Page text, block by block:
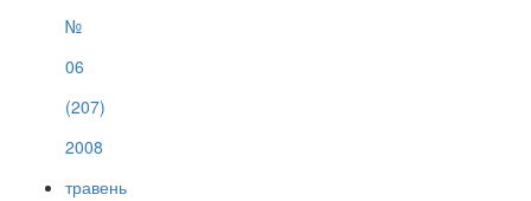
№
06
(207)
2008
травень